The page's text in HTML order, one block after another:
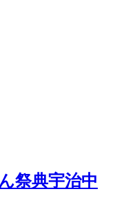
祭典宇治中